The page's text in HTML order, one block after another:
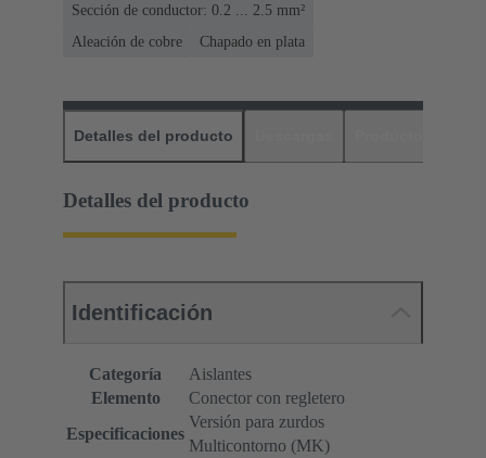
Sección de conductor: 0.2 ... 2.5 mm²
Aleación de cobre
Chapado en plata
Detalles del producto
Detalles del producto
Identificación
Categoría
Aislantes
Elemento
Conector con regletero
Especificaciones
Versión para zurdos
Multicontorno (MK)